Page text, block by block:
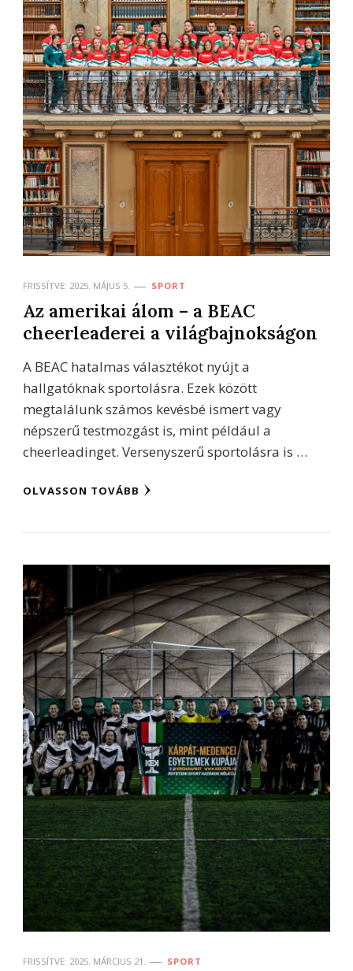
FRISSÍTVE: 2025. MÁJUS 5. SPORT
Az amerikai álom – a BEAC
cheerleaderei a világbajnokságon
A BEAC hatalmas választékot nyújt a
hallgatóknak sportolásra. Ezek között
megtalálunk számos kevésbé ismert vagy
népszerű testmozgást is, mint például a
cheerleadinget. Versenyszerű sportolásra is …
OLVASSON TOVÁBB
FRISSÍTVE: 2025. MÁRCIUS 21. SPORT